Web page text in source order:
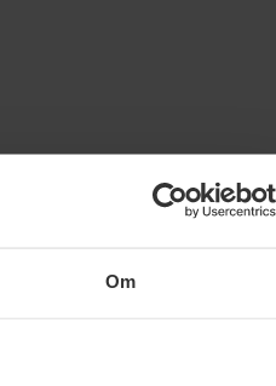
Om
skifter filtrene sine flere